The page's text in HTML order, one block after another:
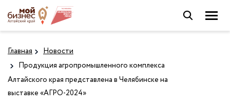
Главная
Новости
Продукция агропромышленного комплекса
Алтайского края представлена в Челябинске на
выставке «АГРО-2024»